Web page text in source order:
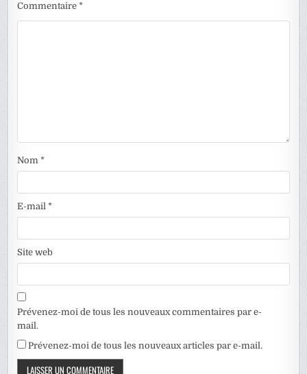
Commentaire*
Nom*
E-mail*
Site web
Prévenez-moi de tous les nouveaux commentaires par e-
mail.
Prévenez-moi de tous les nouveaux articles par e-mail.